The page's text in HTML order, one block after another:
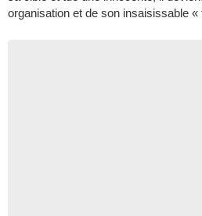
organisation et de son insaisissable «